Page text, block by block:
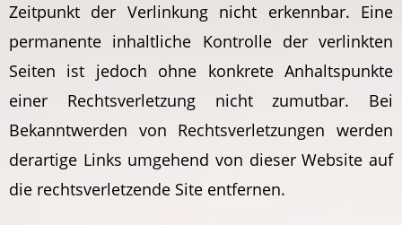
Zeitpunkt der Verlinkung nicht erkennbar. Eine
permanente inhaltliche Kontrolle der verlinkten
Seiten ist jedoch ohne konkrete Anhaltspunkte
einer Rechtsverletzung nicht zumutbar. Bei
Bekanntwerden von Rechtsverletzungen werden
derartige Links umgehend von dieser Website auf
die rechtsverletzende Site entfernen.